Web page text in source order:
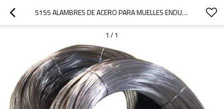
5155 ALAMBRES DE ACERO PARA MUELLES ENDURECIDOS Y TEMPLADOS CON ACEITE
1 / 1